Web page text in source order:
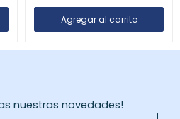
nuestras novedades!